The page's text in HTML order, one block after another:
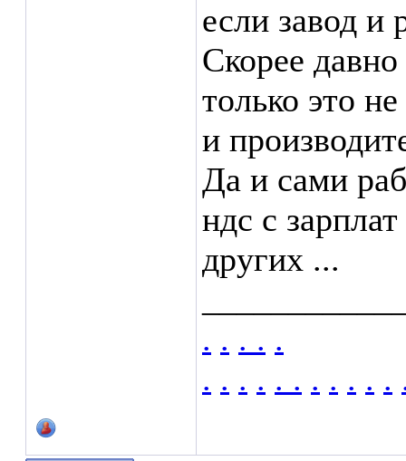
если завод и
Скорее
только это
и
Да и сами
ндс с
других ...
. . . . .
. . . . . . . . . . .